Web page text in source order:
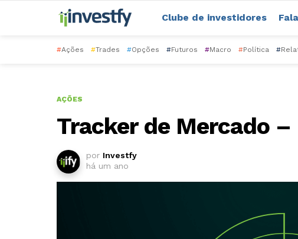
Clube de investidores
#Ações #Trades #Opções #Futuros #Macro #Política #
AÇÕES
Tracker de Mercado
por Investfy
há um ano